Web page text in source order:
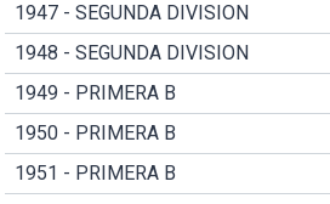
1947 - SEGUNDA DIVISION
1948 - SEGUNDA DIVISION
1949 - PRIMERA B
1950 - PRIMERA B
1951 - PRIMERA B